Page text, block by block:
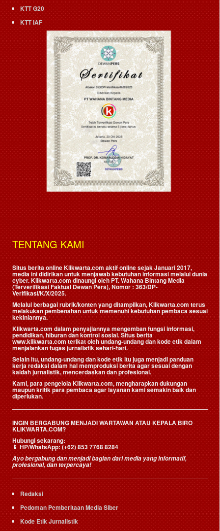
KTT G20
KTT IAF
TENTANG KAMI
Situs berita online Klikwarta.com aktif online sejak Januari 2017,
media ini didirikan untuk menjawab kebutuhan informasi melalui dunia
cyber. Klikwarta.com dinaungi oleh PT. Wahana Bintang Media
(Terverifikasi Faktual Dewan Pers), Nomor : 363/DP-
Verifikasi/K/X/2025.
Melalui berbagai rubrik/konten yang ditampilkan, Klikwarta.com terus
melakukan pembenahan untuk memenuhi kebutuhan pembaca sesuai
kekiniannya.
Klikwarta.com dalam penyajiannya mengemban fungsi informasi,
pendidikan, hiburan dan kontrol sosial. Situs berita
www.klikwarta.com terikat oleh undang-undang dan kode etik dalam
menjalankan tugas jurnalistik sehari-hari.
Selain itu, undang-undang dan kode etik itu juga menjadi panduan
kerja redaksi dalam hal memproduksi berita agar sesuai dengan
kaidah jurnalistik, mencerdaskan dan profesional.
Kami, para pengelola Klikwarta.com, mengharapkan dukungan
maupun kritik para pembaca agar layanan kami semakin baik dan
diperlukan.
INGIN BERGABUNG MENJADI WARTAWAN ATAU KEPALA BIRO
KLIKWARTA.COM?
Hubungi sekarang:
📱HP/WhatsApp:(+62) 853 7768 8284
Ayo bergabung dan menjadi bagian dari media yang informatif,
profesional, dan terpercaya!
Redaksi
Pedoman Pemberitaan Media Siber
Kode Etik Jurnalistik